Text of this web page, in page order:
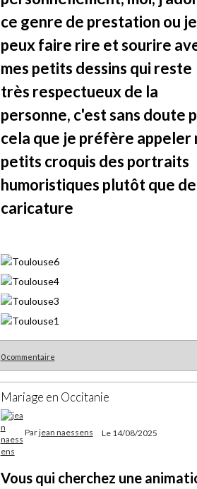
ce genre de prestation ou je
peux faire rire et sourire
mes petits dessins qui reste
très respectueux de la
personne, c'est sans doute
cela que je préfère appeler
petits croquis des portraits
humoristiques plutôt que
caricature
0 commentaire
Mariage en Occitanie
Parjean naessens Le 14/08/2025
Vous qui cherchez une